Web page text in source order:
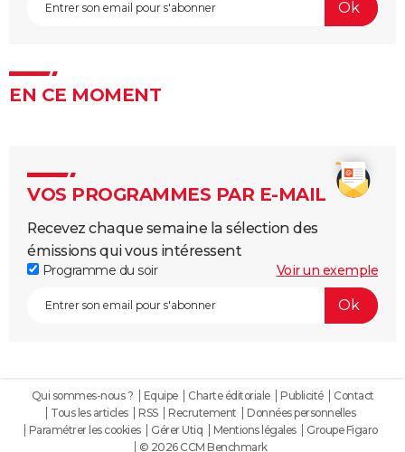
EN CE MOMENT
VOS PROGRAMMES PAR E-MAIL
Recevez chaque semaine la sélection des
émissions qui vous intéressent
Programme du soir Voir un exemple
Qui sommes-nous ? Equipe Charte éditoriale Publicité
Contact
Tous les articles
RSS Recrutement
Données personnelles
Paramétrer les cookies
Gérer Utiq Mentions légales
Groupe Figaro
© 2026 CCM Benchmark